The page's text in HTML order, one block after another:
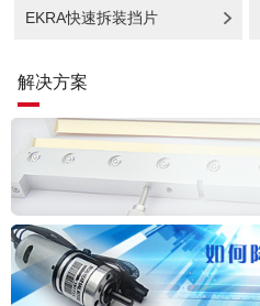
EKRA快速拆装挡片
解决方案